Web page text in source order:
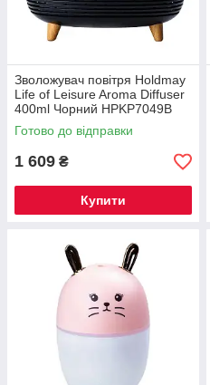
Зволожувач повітря Holdmay
Life of Leisure Aroma Diffuser
400ml Чорний HPKP7049B
Готово до відправки
1 609 ₴
Купити